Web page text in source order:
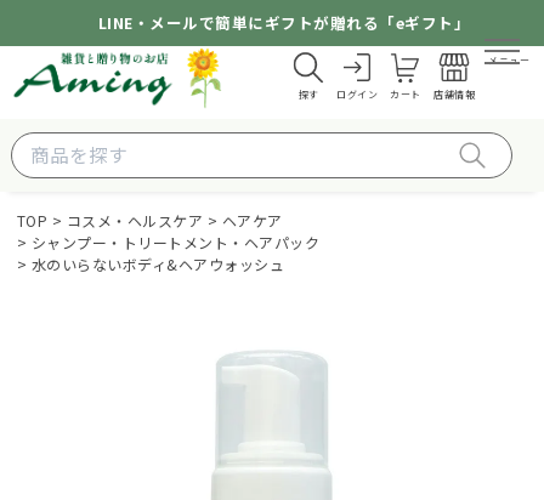
LINE・メールで簡単にギフトが贈れる「eギフト」
探す ログイン カート 店舗情報
メニュー
TOP コスメ・ヘルスケア
ヘアケア
シャンプー・トリートメント・ヘアパック
水のいらないボディ&ヘアウォッシュ